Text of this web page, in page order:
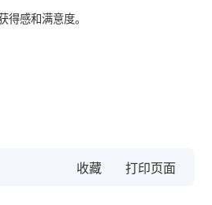
得感和满意度。
收藏